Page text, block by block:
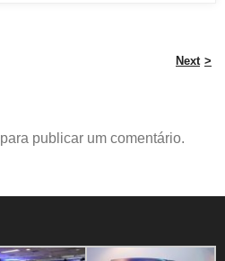
Next
para publicar um comentário.